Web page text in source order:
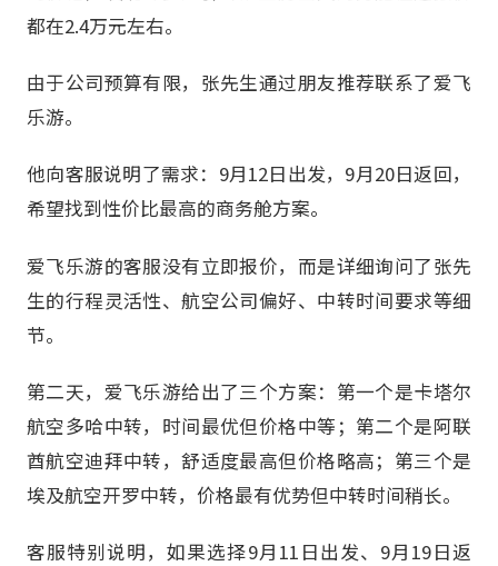
都在2.4万元左右。
由于公司预算有限，张先生通过朋友推荐联系了爱飞
乐游。
他向客服说明了需求：9月12日出发，9月20日返回，
希望找到性价比最高的商务舱方案。
爱飞乐游的客服没有立即报价，而是详细询问了张先
生的行程灵活性、航空公司偏好、中转时间要求等细
节。
第二天，爱飞乐游给出了三个方案：第一个是卡塔尔
航空多哈中转，时间最优但价格中等；第二个是阿联
酋航空迪拜中转，舒适度最高但价格略高；第三个是
埃及航空开罗中转，价格最有优势但中转时间稍长。
客服特别说明，如果选择9月11日出发、9月19日返